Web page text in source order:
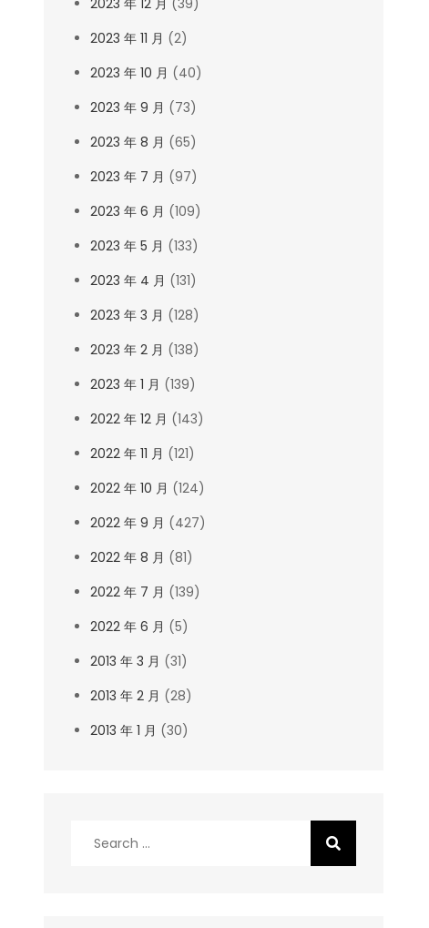
2023 年 12 月 (39)
2023 年 11 月 (2)
2023 年 10 月 (40)
2023 年 9 月 (73)
2023 年 8 月 (65)
2023 年 7 月 (97)
2023 年 6 月 (109)
2023 年 5 月 (133)
2023 年 4 月 (131)
2023 年 3 月 (128)
2023 年 2 月 (138)
2023 年 1 月 (139)
2022 年 12 月 (143)
2022 年 11 月 (121)
2022 年 10 月 (124)
2022 年 9 月 (427)
2022 年 8 月 (81)
2022 年 7 月 (139)
2022 年 6 月 (5)
2013 年 3 月 (31)
2013 年 2 月 (28)
2013 年 1 月 (30)